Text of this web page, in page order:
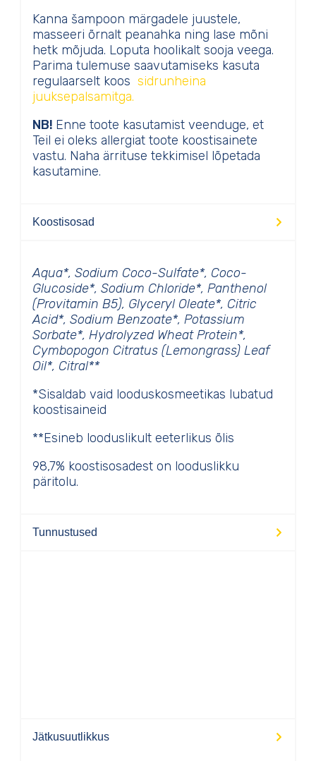
Kanna šampoon märgadele juustele,
masseeri õrnalt peanahka ning lase mõni
hetk mõjuda. Loputa hoolikalt sooja veega.
Parima tulemuse saavutamiseks kasuta
regulaarselt koos sidrunheina
juuksepalsamitga.
NB! Enne toote kasutamist veenduge, et
Teil ei oleks allergiat toote koostisainete
vastu. Naha ärrituse tekkimisel lõpetada
kasutamine.
Koostisosad
Aqua*, Sodium Coco-Sulfate*, Coco-
Glucoside*, Sodium Chloride*, Panthenol
(Provitamin B5), Glyceryl Oleate*, Citric
Acid*, Sodium Benzoate*, Potassium
Sorbate*, Hydrolyzed Wheat Protein*,
Cymbopogon Citratus (Lemongrass) Leaf
Oil*, Citral**
*Sisaldab vaid looduskosmeetikas lubatud
koostisaineid
**Esineb looduslikult eeterlikus õlis
98,7% koostisosadest on looduslikku
päritolu.
Tunnustused
Jätkusuutlikkus